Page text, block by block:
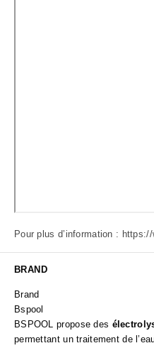
Pour plus d’information :
BRAND
Brand
Bspool
BSPOOL propose des
permettant un traitement de